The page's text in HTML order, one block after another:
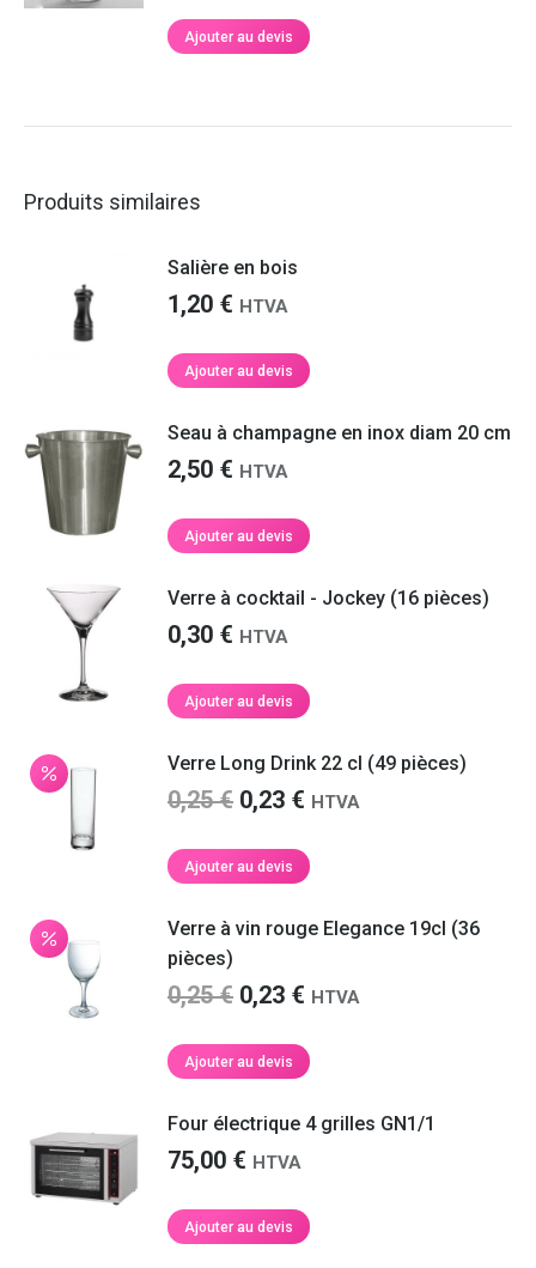
Ajouter au devis
Produits similaires
Salière en bois
1,20 € HTVA
Ajouter au devis
Seau à champagne en inox diam 20 cm
2,50 € HTVA
Ajouter au devis
Verre à cocktail - Jockey (16 pièces)
0,30 € HTVA
Ajouter au devis
Verre Long Drink 22 cl (49 pièces)
0,25€ Le
initial
0,25 €.
0,23 € Le
actuel
0,23 €.
HTVA
Ajouter au devis
Verre à vin rouge Elegance 19cl (36
pièces)
0,25€ Le
initial
0,25 €.
0,23 € Le
actuel
0,23 €.
HTVA
Ajouter au devis
Four électrique 4 grilles GN1/1
75,00 € HTVA
Ajouter au devis